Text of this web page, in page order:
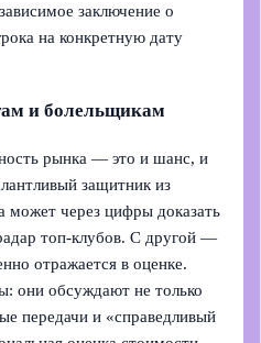
заключение о
на конкретную дату
и болельщикам
рынка — это и шанс, и
защитник из
может через цифры доказать
топ‑клубов. С другой —
отражается в оценке.
они обсуждают не только
передачи и «справедливый